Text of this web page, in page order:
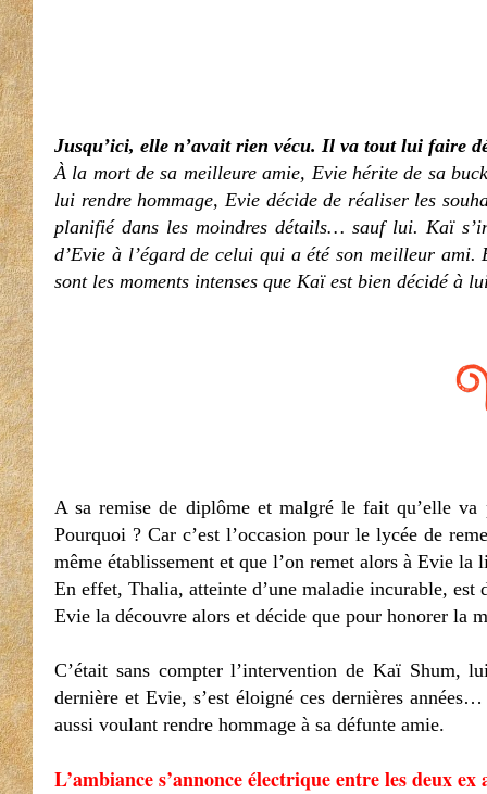
Jusqu’ici, elle n’avait rien vécu. Il va tout lui faire
À la mort de sa meilleure amie, Evie hérite de sa
lui rendre hommage, Evie décide de réaliser les
planifié dans les moindres détails… sauf lui. Kaï
d’Evie à l’égard de celui qui a été son meilleur ami.
sont les moments intenses que Kaï est bien décidé à
A sa remise de diplôme et malgré le fait qu’elle
Pourquoi ? Car c’est l’occasion pour le lycée de
même établissement et que l’on remet alors à Evie
En effet, Thalia, atteinte d’une maladie incurable,
Evie la découvre alors et décide que pour honorer la
C’était sans compter l’intervention de Kaï Shum,
dernière et Evie, s’est éloigné ces dernières
aussi voulant rendre hommage à sa défunte amie.
L’ambiance s’annonce électrique entre les deux